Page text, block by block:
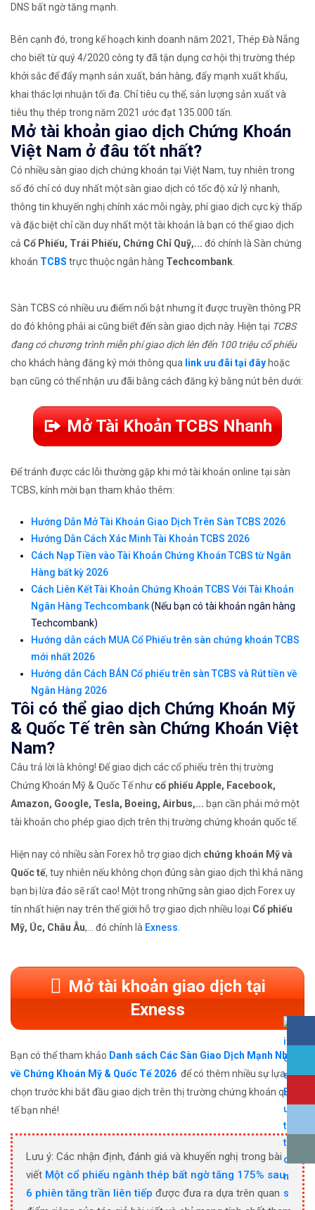
DNS bất ngờ tăng mạnh.
Bên cạnh đó, trong kế hoạch kinh doanh năm 2021, Thép Đà Nẵng
cho biết từ quý 4/2020 công ty đã tận dụng cơ hội thị trường thép
khởi sắc để đẩy mạnh sản xuất, bán hàng, đẩy mạnh xuất khẩu,
khai thác lợi nhuận tối đa. Chỉ tiêu cụ thể, sản lượng sản xuất và
tiêu thụ thép trong năm 2021 ước đạt 135.000 tấn.
Mở tài khoản giao dịch Chứng Khoán
Việt Nam ở đâu tốt nhất?
Có nhiều sàn giao dịch chứng khoán tại Việt Nam, tuy nhiên trong
số đó chỉ có duy nhất một sàn giao dịch có tốc độ xử lý nhanh,
thông tin khuyến nghị chính xác mỗi ngày, phí giao dịch cực kỳ thấp
và đặc biệt chỉ cần duy nhất một tài khoản là bạn có thể giao dịch
cả Cổ Phiếu, Trái Phiếu, Chứng Chỉ Quỹ,... đó chính là Sàn chứng
khoán TCBS trực thuộc ngân hàng Techcombank
Sàn TCBS có nhiều ưu điểm nổi bật nhưng ít được truyền thông PR
do đó không phải ai cũng biết đến sàn giao dịch này. Hiện tại TCBS
đang có chương trình miễn phí giao dịch lên đến 100 triệu cổ phiếu
cho khách hàng đăng ký mới thông qua link ưu đãi tại đây hoặc
bạn cũng có thể nhận ưu đãi bằng cách đăng ký bằng nút bên dưới:
Mở Tài Khoản TCBS Nhanh
Để tránh được các lỗi thường gặp khi mở tài khoản online tại sàn
TCBS, kính mời bạn tham khảo thêm:
Hướng Dẫn Mở Tài Khoản Giao Dịch Trên Sàn TCBS 2026
Hướng Dẫn Cách Xác Minh Tài Khoản TCBS 2026
Cách Nạp Tiền vào Tài Khoản Chứng Khoán TCBS từ Ngân
Hàng bất kỳ 2026
Cách Liên Kết Tài Khoản Chứng Khoán TCBS Với Tài Khoản
Ngân Hàng Techcombank(Nếu bạn có tài khoản ngân hàng
Techcombank)
Hướng dẫn cách MUA Cổ Phiếu trên sàn chứng khoán TCBS
mới nhất 2026
Hướng dẫn Cách BÁN Cổ phiếu trên sàn TCBS và Rút tiền về
Ngân Hàng 2026
Tôi có thể giao dịch Chứng Khoán Mỹ
& Quốc Tế trên sàn Chứng Khoán Việt
Nam?
Câu trả lời là không! Để giao dịch các cổ phiếu trên thị trường
Chứng Khoán Mỹ & Quốc Tế như cổ phiếu Apple, Facebook,
Amazon, Google, Tesla, Boeing, Airbus,... bạn cần phải mở một
tài khoản cho phép giao dịch trên thị trường chứng khoán quốc tế.
Hiện nay có nhiều sàn Forex hỗ trợ giao dịch chứng khoán Mỹ và
Quốc tế, tuy nhiên nếu không chọn đúng sàn giao dịch thì khả năng
bạn bị lừa đảo sẽ rất cao! Một trong những sàn giao dịch Forex uy
tín nhất hiện nay trên thế giới hỗ trợ giao dịch nhiều loại Cổ phiếu
Mỹ, Úc, Châu Âu,... đó chính là Exness
Mở tài khoản giao dịch tại
Exness
Bạn có thể tham khảo Danh sách Các Sàn Giao Dịch Mạnh Nhất
về Chứng Khoán Mỹ & Quốc Tế 2026 để có thêm nhiều sự lựa
chọn trước khi bắt đầu giao dịch trên thị trường chứng khoán quốc
tế bạn nhé!
Lưu ý: Các nhận định, đánh giá và khuyến nghị trong bài
viết Một cổ phiếu ngành thép bất ngờ tăng 175% sau
6 phiên tăng trần liên tiếp được đưa ra dựa trên quan